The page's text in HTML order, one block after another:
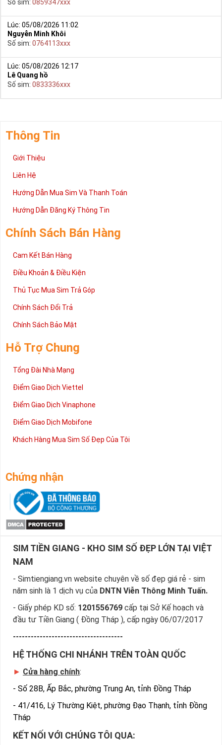
Số sim: 0859347xxx
Lúc: 05/08/2026 11:02
Nguyễn Minh Khôi
Số sim: 0764113xxx
Lúc: 05/08/2026 12:17
Lê Quang hồ
Số sim: 0833336xxx
Thông Tin
Giới Thiệu
Liên Hệ
Hướng Dẫn Mua Sim Và Thanh Toán
Hướng Dẫn Đăng Ký Thông Tin
Chính Sách Bán Hàng
Cam Kết Bán Hàng
Điều Khoản & Điều Kiện
Thủ Tục Mua Sim Trả Góp
Chính Sách Đổi Trả
Chính Sách Bảo Mật
Hỗ Trợ Chung
Tổng Đài Nhà Mạng
Điểm Giao Dịch Viettel
Điểm Giao Dịch Vinaphone
Điểm Giao Dịch Mobifone
Khách Hàng Mua Sim Số Đẹp Của Tôi
Chứng nhận
SIM TIỀN GIANG - KHO SIM SỐ ĐẸP LỚN TẠI VIỆT
NAM
- Simtiengiang.vn website chuyên về số đẹp giá rẻ - sim
năm sinh là 1 dịch vụ của DNTN Viễn Thông Minh Tuấn.
- Giấy phép KD số: 1201556769 cấp tại Sở Kế hoạch và
đầu tư Tiền Giang ( Đồng Tháp ), cấp ngày 06/07/2017
-------------------------------------
HỆ THỐNG CHI NHÁNH TRÊN TOÀN QUỐC
► Cửa hàng chính:
- Số 28B, Ấp Bắc, phường Trung An, tỉnh Đồng Tháp
- 41/416, Lý Thường Kiệt, phường Đạo Thạnh, tỉnh Đồng
Tháp
KẾT NỐI VỚI CHÚNG TÔI QUA: